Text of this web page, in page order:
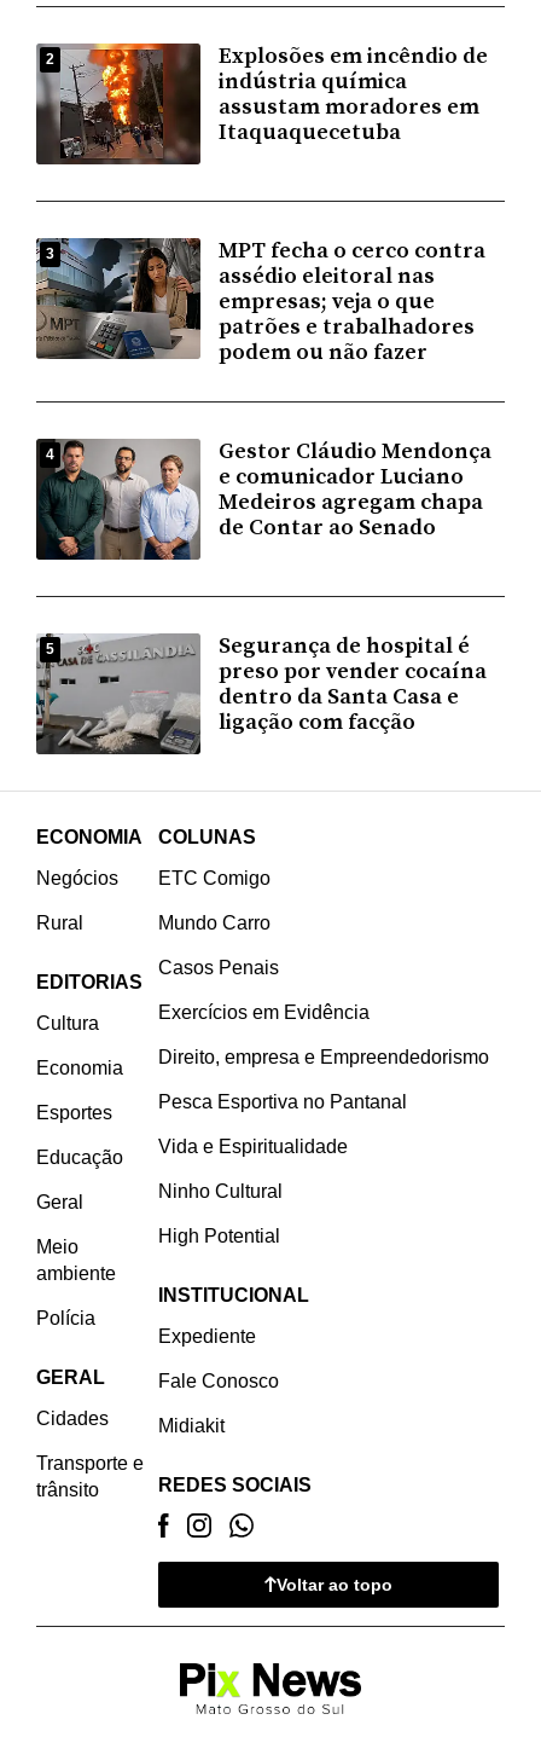
2
Explosões em incêndio de
indústria química
assustam moradores em
Itaquaquecetuba
3
MPT fecha o cerco contra
assédio eleitoral nas
empresas; veja o que
patrões e trabalhadores
podem ou não fazer
4
Gestor Cláudio Mendonça
e comunicador Luciano
Medeiros agregam chapa
de Contar ao Senado
5
Segurança de hospital é
preso por vender cocaína
dentro da Santa Casa e
ligação com facção
ECONOMIA
Negócios
Rural
EDITORIAS
Cultura
Economia
Esportes
Educação
Geral
Meio
ambiente
Polícia
GERAL
Cidades
Transporte e
trânsito
COLUNAS
ETC Comigo
Mundo Carro
Casos Penais
Exercícios em Evidência
Direito, empresa e Empreendedorismo
Pesca Esportiva no Pantanal
Vida e Espiritualidade
Ninho Cultural
High Potential
INSTITUCIONAL
Expediente
Fale Conosco
Midiakit
REDES SOCIAIS
Voltar ao topo